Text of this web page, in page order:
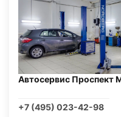
Автосервис Проспект
+7 (495) 023-42-98